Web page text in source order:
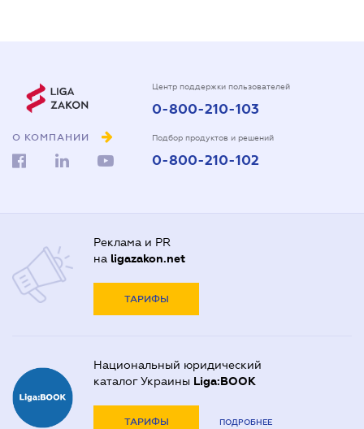
О КОМПАНИИ
Центр поддержки пользователей
0-800-210-103
Подбор продуктов и решений
0-800-210-102
Реклама и PR
на ligazakon.net
ТАРИФЫ
Национальный юридический
каталог Украины Liga:BOOK
ТАРИФЫ ПОДРОБНЕЕ